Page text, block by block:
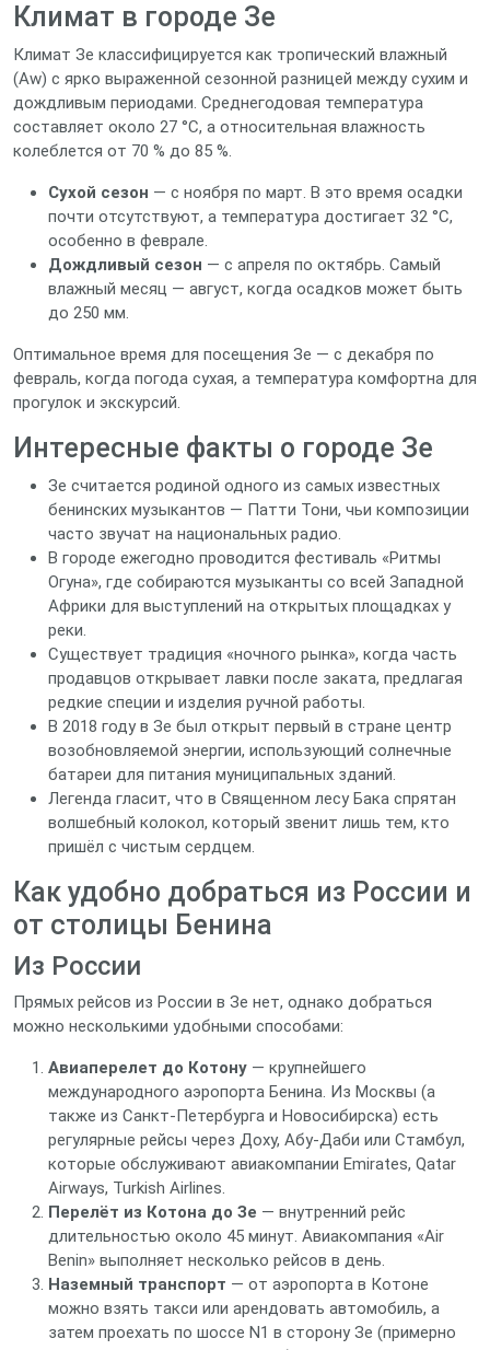
Климат в городе Зе
Климат Зе классифицируется как тропический влажный
(Aw) с ярко выраженной сезонной разницей между сухим и
дождливым периодами. Среднегодовая температура
составляет около 27 °C, а относительная влажность
колеблется от 70 % до 85 %.
Сухой сезон — с ноября по март. В это время осадки
почти отсутствуют, а температура достигает 32 °C,
особенно в феврале.
Дождливый сезон — с апреля по октябрь. Самый
влажный месяц — август, когда осадков может быть
до 250 мм.
Оптимальное время для посещения Зе — с декабря по
февраль, когда погода сухая, а температура комфортна для
прогулок и экскурсий.
Интересные факты о городе Зе
Зе считается родиной одного из самых известных
бенинских музыкантов — Патти Тони, чьи композиции
часто звучат на национальных радио.
В городе ежегодно проводится фестиваль «Ритмы
Огуна», где собираются музыканты со всей Западной
Африки для выступлений на открытых площадках у
реки.
Существует традиция «ночного рынка», когда часть
продавцов открывает лавки после заката, предлагая
редкие специи и изделия ручной работы.
В 2018 году в Зе был открыт первый в стране центр
возобновляемой энергии, использующий солнечные
батареи для питания муниципальных зданий.
Легенда гласит, что в Священном лесу Бака спрятан
волшебный колокол, который звенит лишь тем, кто
пришёл с чистым сердцем.
Как удобно добраться из России и
от столицы Бенина
Из России
Прямых рейсов из России в Зе нет, однако добраться
можно несколькими удобными способами:
Авиаперелет до Котону — крупнейшего
международного аэропорта Бенина. Из Москвы (а
также из Санкт‑Петербурга и Новосибирска) есть
регулярные рейсы через Доху, Абу‑Даби или Стамбул,
которые обслуживают авиакомпании Emirates, Qatar
Airways, Turkish Airlines.
Перелёт из Котона до Зе — внутренний рейс
длительностью около 45 минут. Авиакомпания «Air
Benin» выполняет несколько рейсов в день.
Наземный транспорт — от аэропорта в Котоне
можно взять такси или арендовать автомобиль, а
затем проехать по шоссе N1 в сторону Зе (примерно